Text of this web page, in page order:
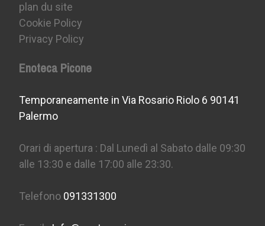
plan du site
Cookie Policy
Privacy Policy
Enoteca Picone
Temporaneamente in Via Rosario Riolo 6 90141
Palermo
Orari di apertura : Dal Lunedì al Sabato dalle 09:30
alle 13:30 e dalle 17:00 alle 23:30.
Telefono 091331300